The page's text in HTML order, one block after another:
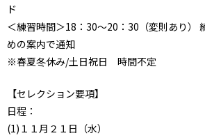
ド
＜練習時間＞18：30～20：30（変則あり）
めの案内で通知
※春夏冬休み/土日祝日 時間不定
【セレクション要項】
日程：
(1)１１月２１日（水）